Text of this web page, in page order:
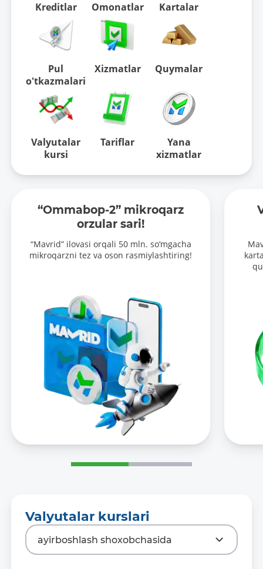
Kreditlar Omonatlar Kartalar
Pul
o'tkazmalari
Xizmatlar Quymalar
Valyutalar
kursi
Tariflar
Yana
xizmatlar
“Ommabop-2” mikroqarz
orzular sari!
“Mavrid” ilovasi orqali 50 mln. so‘mgacha
mikroqarzni tez va oson rasmiylashtiring!
Valyutalar kurslari
ayirboshlash shoxobchasida